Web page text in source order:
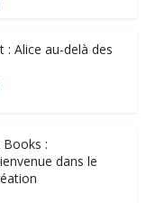
: Alice au-delà des
:
dans le